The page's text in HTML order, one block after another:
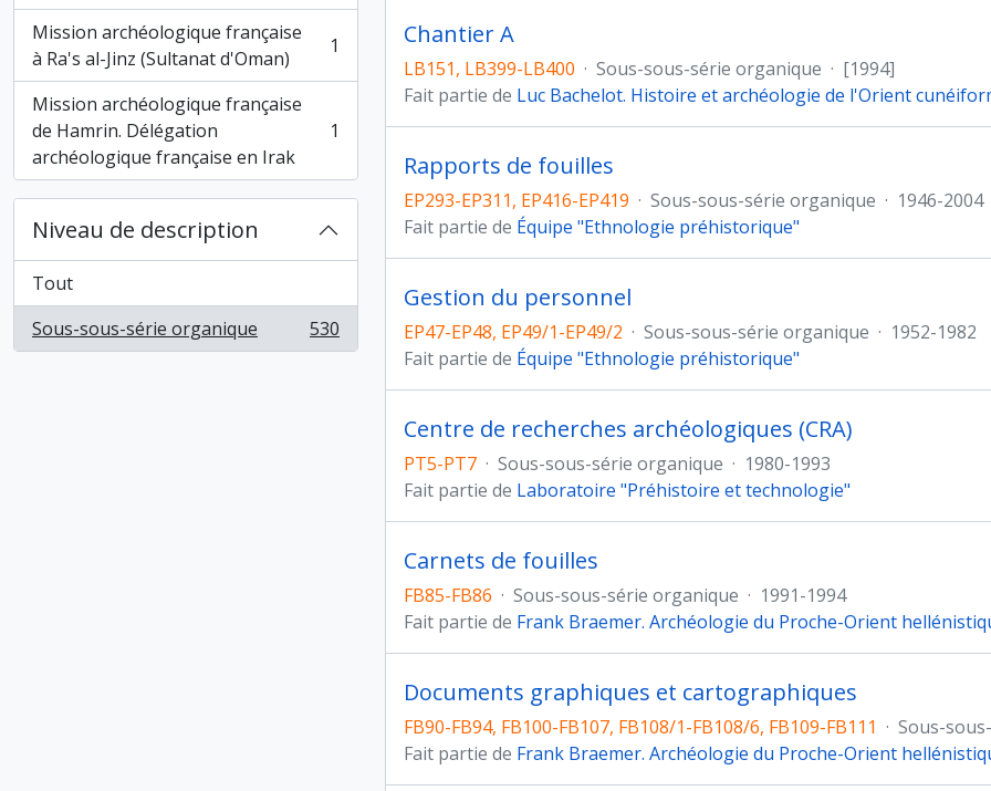
Mission archéologique française
à Ra's al-Jinz (Sultanat d'Oman)
, 1 résultats 1
Mission archéologique française
de Hamrin. Délégation
archéologique française en Irak
, 1 résultats 1
Niveau de description
Tout
Sous-sous-série organique
, 530 résultats 530
Chantier A
LB151, LB399-LB400 · Sous-sous-série organique · [1994]
Fait partie de Luc Bachelot. Histoire et archéologie de l'Orient
Rapports de fouilles
EP293-EP311, EP416-EP419 · Sous-sous-série organique · 1946-2004
Fait partie de Équipe "Ethnologie préhistorique"
Gestion du personnel
EP47-EP48, EP49/1-EP49/2 · Sous-sous-série organique · 1952-1982
Fait partie de Équipe "Ethnologie préhistorique"
Centre de recherches archéologiques (CRA)
PT5-PT7 · Sous-sous-série organique · 1980-1993
Fait partie de Laboratoire "Préhistoire et technologie"
Carnets de fouilles
FB85-FB86 · Sous-sous-série organique · 1991-1994
Fait partie de Frank Braemer. Archéologie du Proche-Orient
Documents graphiques et cartographiques
FB90-FB94, FB100-FB107, FB108/1-FB108/6, FB109-FB111 · Sous-
Fait partie de Frank Braemer. Archéologie du Proche-Orient